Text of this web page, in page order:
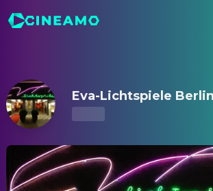
Eva-Lichtspiele Berlin – Kinoprogramm &
Eva-Lichtspiele Berlin